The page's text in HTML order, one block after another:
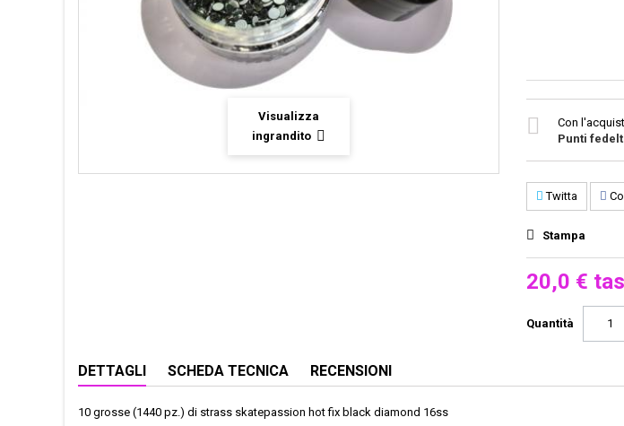
Visualizza
ingrandito
Con
Punti
Twitta
Stampa
20,0 €
Quantità
DETTAGLI SCHEDA TECNICA RECENSIONI
10 grosse (1440 pz.) di strass skatepassion hot fix black diamond 16ss